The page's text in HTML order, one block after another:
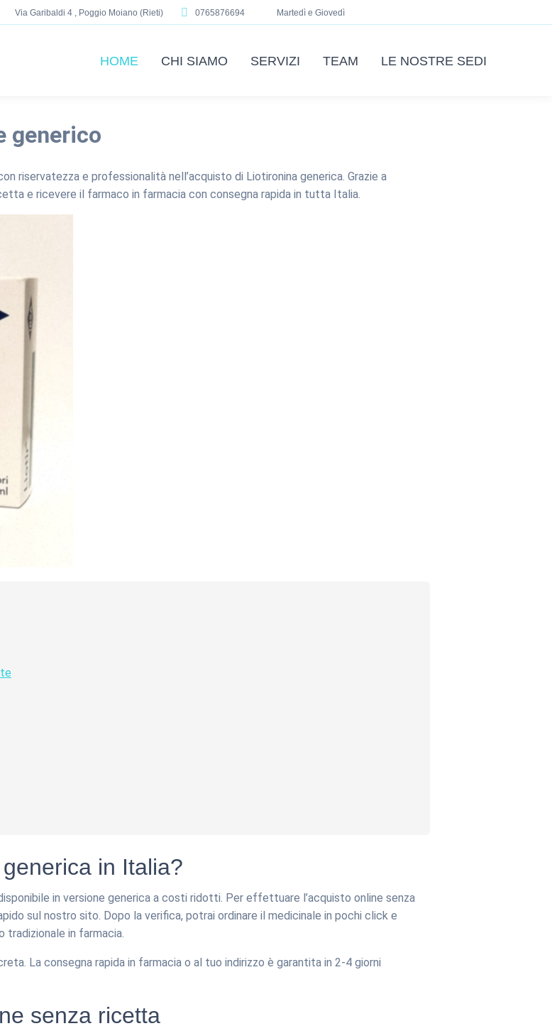
Via Garibaldi 4 , Poggio Moiano (Rieti) 0765876694 Martedì e Giovedì
HOME CHI SIAMO SERVIZI TEAM LE NOSTRE SEDI
generico
riservatezza e professionalità nell’acquisto di Liotironina generica. Grazie a
e ricevere il farmaco in farmacia con consegna rapida in tutta Italia.
in Italia?
in versione generica a costi ridotti. Per effettuare l’acquisto online senza
sul nostro sito. Dopo la verifica, potrai ordinare il medicinale in pochi click e
in farmacia.
La consegna rapida in farmacia o al tuo indirizzo è garantita in 2-4 giorni
senza ricetta